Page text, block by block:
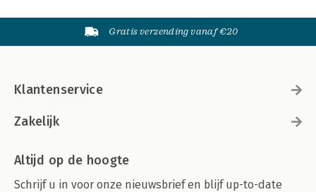
Gratis verzending vanaf €20
Klantenservice
Zakelijk
Altijd op de hoogte
Schrijf u in voor onze nieuwsbrief en blijf up-to-date